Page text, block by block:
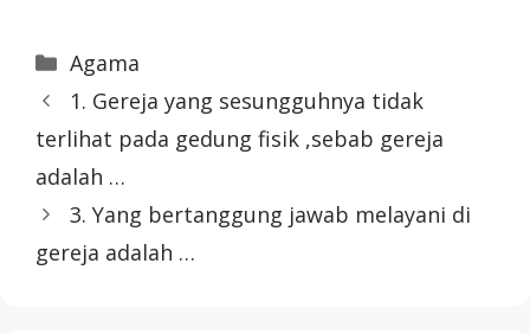
Categories
Agama
1. Gereja yang sesungguhnya tidak
terlihat pada gedung fisik ,sebab gereja
adalah …
3. Yang bertanggung jawab melayani di
gereja adalah …